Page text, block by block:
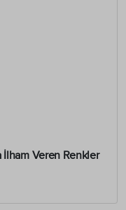
İlham Veren Renkler